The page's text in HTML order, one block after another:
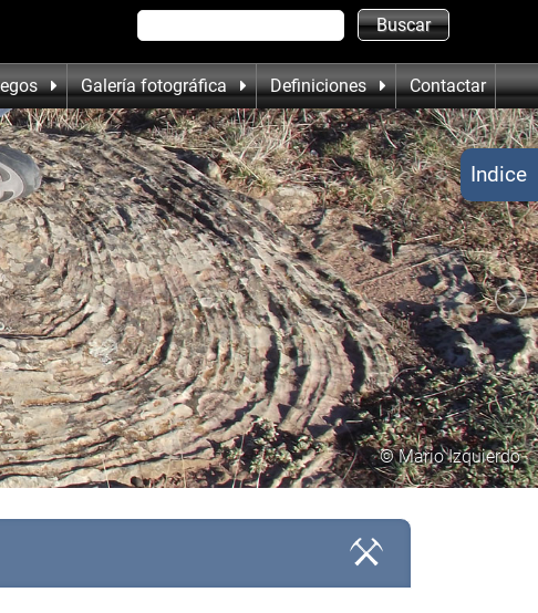
Galería fotográfica Definiciones Contactar
© Mario Izquierdo
Indice